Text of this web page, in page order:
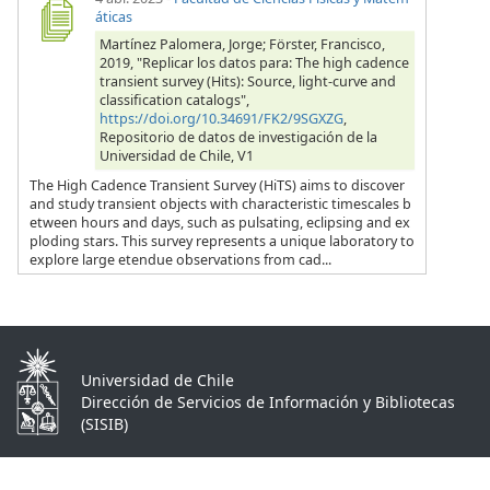
áticas
Martínez Palomera, Jorge; Förster, Francisco,
2019, "Replicar los datos para: The high cadence
transient survey (Hits): Source, light-curve and
classification catalogs",
https://doi.org/10.34691/FK2/9SGXZG,
Repositorio de datos de investigación de la
Universidad de Chile, V1
The High Cadence Transient Survey (HiTS) aims to discover
and study transient objects with characteristic timescales b
etween hours and days, such as pulsating, eclipsing and ex
ploding stars. This survey represents a unique laboratory to
explore large etendue observations from cad...
Universidad de Chile
Dirección de Servicios de Información y Bibliotecas
(SISIB)